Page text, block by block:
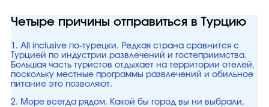
Четыре причины отправиться в Турцию
1. All inclusive по-турецки. Редкая страна сравнится с
Турцией по индустрии развлечений и гостеприимства.
Большая часть туристов отдыхает на территории отелей,
поскольку местные программы развлечений и обильное
питание это позволяют.
2. Море всегда рядом. Какой бы город вы ни выбрали,